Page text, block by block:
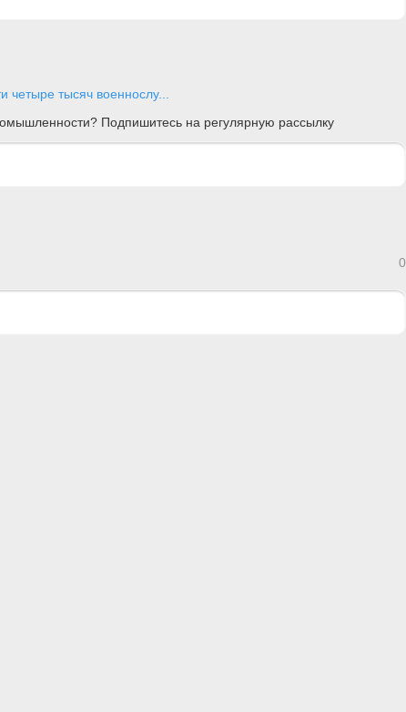
четыре тысяч военнослу...
Подпишитесь на регулярную рассылку
0